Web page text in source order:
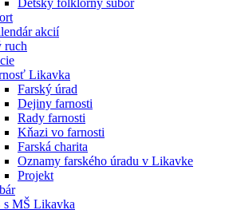
Detský folklórny súbor
akcií
ruch
Likavka
Farský úrad
Dejiny farnosti
Rady farnosti
Kňazi vo farnosti
Farská charita
Oznamy farského úradu v Likavke
Projekt
s MŠ Likavka